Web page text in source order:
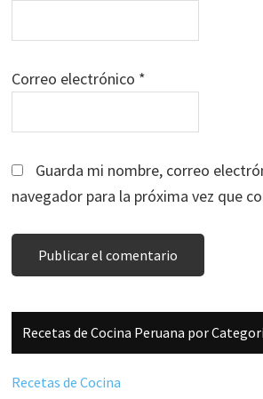
Correo electrónico *
Guarda mi nombre, correo
navegador para la próxima vez que
Barra
lateral
principal
Recetas de Cocina Peruana por
Recetas de Cocina